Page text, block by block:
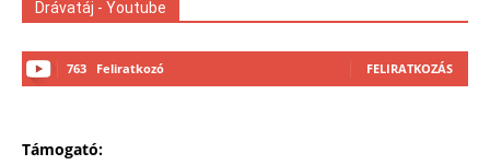
Drávatáj - Youtube
763 Feliratkozó FELIRATKOZÁS
Támogató: